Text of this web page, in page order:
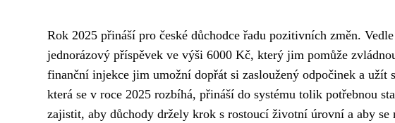
Rok 2025 přináší pro české důchodce řadu pozitivních změn.
jednorázový příspěvek ve výši 6000 Kč, který jim pomůže
finanční injekce jim umožní dopřát si zasloužený odpočinek a
která se v roce 2025 rozbíhá, přináší do systému tolik potřebnou
zajistit, aby důchody držely krok s rostoucí životní úrovní a aby